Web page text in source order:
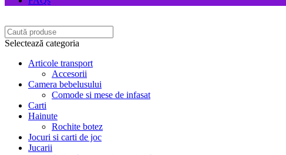
Selectează categoria
Articole transport
Accesorii
Camera bebelusului
Comode si mese de infasat
Carti
Hainute
Rochite botez
Jocuri si carti de joc
Jucarii